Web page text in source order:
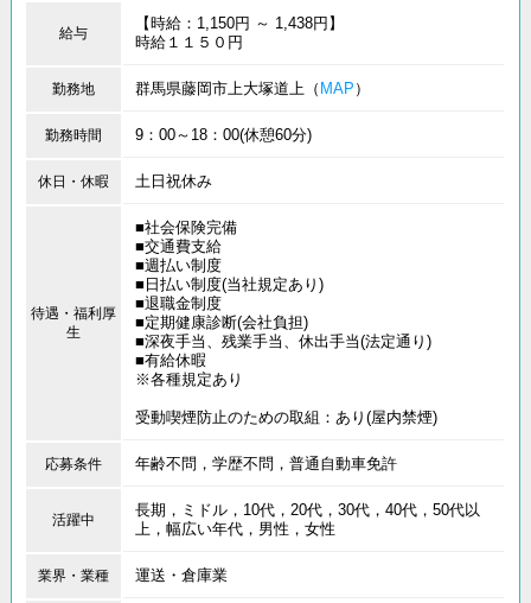
給与
【時給：1,150円 ～ 1,438円】
時給１１５０円
勤務地 群馬県藤岡市上大塚道上（ MAP ）
勤務時間 9：00～18：00(休憩60分)
休日・休暇 土日祝休み
待遇・福利厚
生
■社会保険完備
■交通費支給
■週払い制度
■日払い制度(当社規定あり)
■退職金制度
■定期健康診断(会社負担)
■深夜手当、残業手当、休出手当(法定通り)
■有給休暇
※各種規定あり
受動喫煙防止のための取組：あり(屋内禁煙)
応募条件 年齢不問，学歴不問，普通自動車免許
活躍中
長期，ミドル，10代，20代，30代，40代，50代以
上，幅広い年代，男性，女性
業界・業種 運送・倉庫業